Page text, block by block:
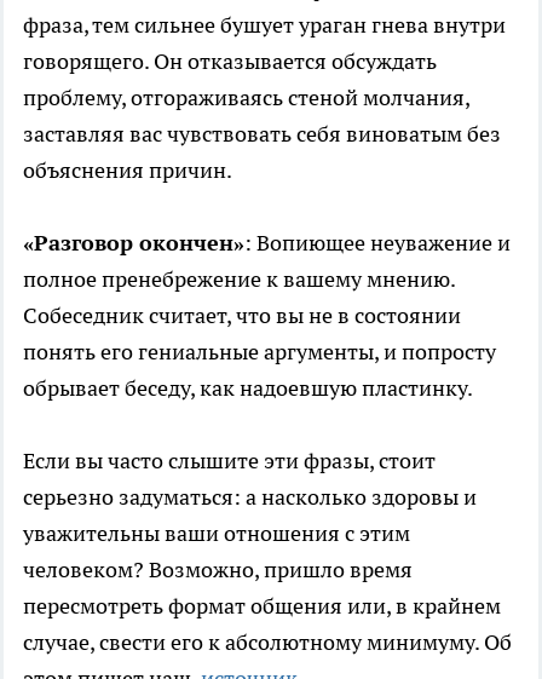
фраза, тем сильнее бушует ураган гнева внутри
говорящего. Он отказывается обсуждать
проблему, отгораживаясь стеной молчания,
заставляя вас чувствовать себя виноватым без
объяснения причин.
«Разговор окончен»: Вопиющее неуважение и
полное пренебрежение к вашему мнению.
Собеседник считает, что вы не в состоянии
понять его гениальные аргументы, и попросту
обрывает беседу, как надоевшую пластинку.
Если вы часто слышите эти фразы, стоит
серьезно задуматься: а насколько здоровы и
уважительны ваши отношения с этим
человеком? Возможно, пришло время
пересмотреть формат общения или, в крайнем
случае, свести его к абсолютному минимуму. Об